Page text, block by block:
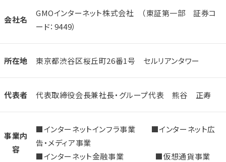
会社名
GMOインターネット株式会社 （東証第一部 証券コ
ード：9449）
所在地 東京都渋谷区桜丘町26番1号 セルリアンタワー
代表者 代表取締役会長兼社長・グループ代表 熊谷 正寿
事業内
容
■インターネットインフラ事業 ■インターネット広
告・メディア事業
■インターネット金融事業 ■仮想通貨事業